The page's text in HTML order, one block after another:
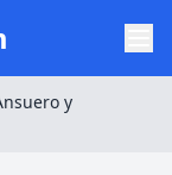
y